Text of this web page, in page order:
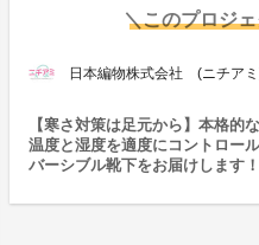
＼このプロジ
日本編物株式会社 (ニチア
【寒さ対策は足元から】本格的
温度と湿度を適度にコントロー
バーシブル靴下をお届けします！